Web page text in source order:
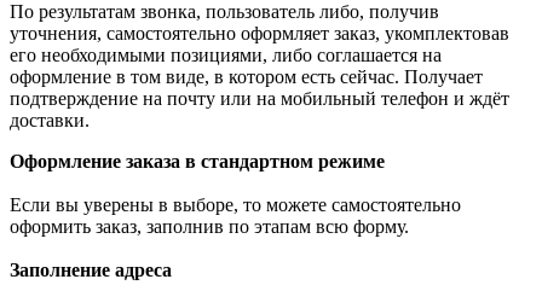
По результатам звонка, пользователь либо, получив
уточнения, самостоятельно оформляет заказ, укомплектовав
его необходимыми позициями, либо соглашается на
оформление в том виде, в котором есть сейчас. Получает
подтверждение на почту или на мобильный телефон и ждёт
доставки.
Оформление заказа в стандартном режиме
Если вы уверены в выборе, то можете самостоятельно
оформить заказ, заполнив по этапам всю форму.
Заполнение адреса